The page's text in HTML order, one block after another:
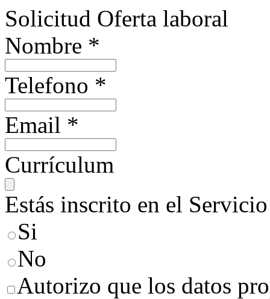
Solicitud Oferta laboral
Nombre *
Telefono *
Email *
Currículum
Estás inscrito en el
Si
No
Autorizo que los datos